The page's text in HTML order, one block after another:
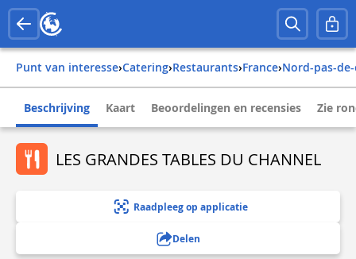
Punt van interesse› Catering› Restaurants› france› nord-pas-
Beschrijving Kaart Beoordelingen en recensies Zie
LES GRANDES TABLES DU CHANNEL
Raadpleeg op applicatie
Delen